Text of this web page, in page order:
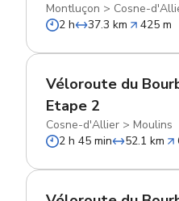
Montluçon > Cosne-
2 h
37.3 km 425 m
Véloroute du
Etape 2
Cosne-d'Allier > Moulins
2 h 45 min
52.1 km